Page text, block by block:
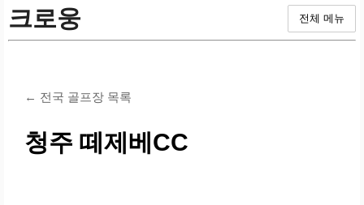
크로웅 전체 메뉴
← 전국 골프장 목록
청주 떼제베CC